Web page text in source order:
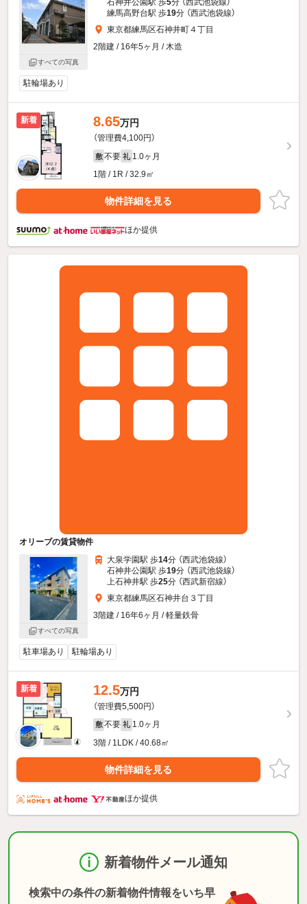
すべての写真
石神井公園駅 歩5分 （西武池袋線）
練馬高野台駅 歩19分 （西武池袋線）
東京都練馬区石神井町４丁目
2階建 / 16年5ヶ月 / 木造
駐輪場あり
新着 8.65万円
（管理費4,100円）
敷 不要 礼 1.0ヶ月
1階 / 1R / 32.9㎡
物件詳細を見る
ほか提供
オリーブの賃貸物件
すべての写真
大泉学園駅 歩14分 （西武池袋線）
石神井公園駅 歩19分 （西武池袋線）
上石神井駅 歩25分 （西武新宿線）
東京都練馬区石神井台３丁目
3階建 / 16年6ヶ月 / 軽量鉄骨
駐車場あり 駐輪場あり
新着 12.5万円
（管理費5,500円）
敷 不要 礼 1.0ヶ月
3階 / 1LDK / 40.68㎡
物件詳細を見る
ほか提供
新着物件メール通知
検索中の条件の新着物件情報をいち早